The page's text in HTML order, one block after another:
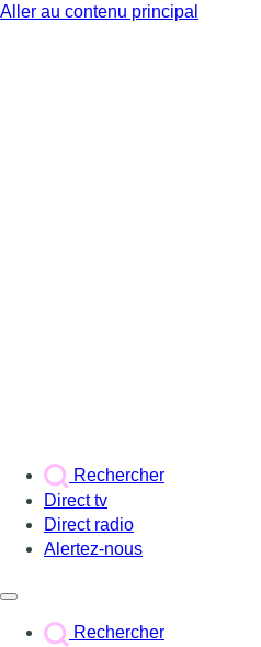
Aller au contenu principal
Rechercher
Direct tv
Direct radio
Alertez-nous
Rechercher